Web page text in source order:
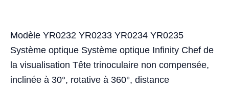
Modèle YR0232 YR0233 YR0234 YR0235
Système optique Système optique Infinity Chef de
la visualisation Tête trinoculaire non compensée,
inclinée à 30°, rotative à 360°, distance